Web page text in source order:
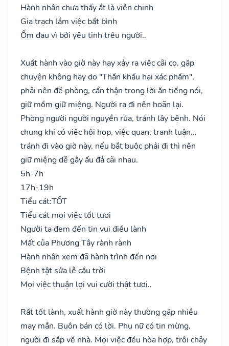
Hành nhân chưa thấy ắt là viễn chinh
Gia trạch lắm việc bất bình
Ốm đau vì bởi yêu tinh trêu người..
Xuất hành vào giờ này hay xảy ra việc cãi cọ, gặp
chuyện không hay do "Thần khẩu hại xác phầm",
phải nên đề phòng, cẩn thận trong lời ăn tiếng nói,
giữ mồm giữ miệng. Người ra đi nên hoãn lại.
Phòng người người nguyền rủa, tránh lây bệnh. Nói
chung khi có việc hội họp, việc quan, tranh luận…
tránh đi vào giờ này, nếu bắt buộc phải đi thì nên
giữ miệng dễ gây ẩu đả cãi nhau.
5h-7h
17h-19h
Tiểu cát:TỐT
Tiểu cát mọi việc tốt tươi
Người ta đem đến tin vui điều lành
Mất của Phương Tây rành rành
Hành nhân xem đã hành trình đến nơi
Bệnh tật sửa lễ cầu trời
Mọi việc thuận lợi vui cười thật tươi..
Rất tốt lành, xuất hành giờ này thường gặp nhiều
may mắn. Buôn bán có lời. Phụ nữ có tin mừng,
người đi sắp về nhà. Mọi việc đều hòa hợp, trôi chảy